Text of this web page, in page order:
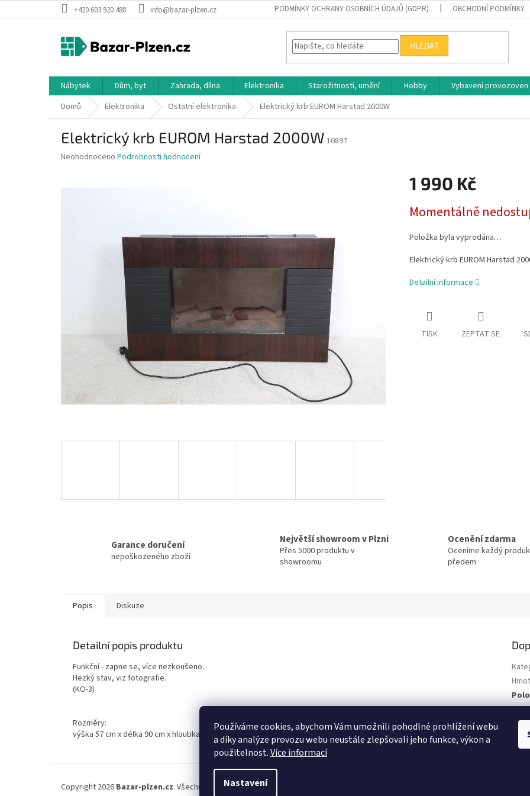
Používáme cookies, abychom Vám umožnili pohodlné prohlížení webu
a díky analýze provozu webu neustále zlepšovali jeho funkce, výkon a
použitelnost.Více informací
Nastavení
na
+420 603 920 488 info@bazar-plzen.cz PODMÍNKY OCHRANY OSOBNÍCH ÚDAJŮ (GDPR) OBCHODNÍ PODMÍNKY
HLEDAT
Nábytek Dům, byt Zahrada, dílna Elektronika Starožitnosti, umění Hobby Vybavení provozoven
Domů
Elektronika Ostatní elektronika Elektrický krb EUROM Harstad 2000W
Elektrický krb EUROM Harstad 2000W 10897
Průměrné
je
Neohodnoceno Podrobnosti hodnocení
1 990 Kč
cena:
Momentálně
Položka byla vyprodána…
Elektrický krb EUROM Harstad
Detailní informace
TISK ZEPTAT SE
Garance doručení
nepoškozeného zboží
Největší showroom v Plzni
Přes 5000 produktu v
showroomu
Ocenění zdarma
Oceníme každý
předem
Popis Diskuze
Detailní popis produktu
Funkční - zapne se, více nezkoušeno.
Hezký stav, viz fotografie.
(KO-3)
Rozměry:
výška 57 cm x délka 90 cm x hloubka cca 10 cm
Copyright 2026 Bazar-plzen.cz. Všechna práva vyhrazena.